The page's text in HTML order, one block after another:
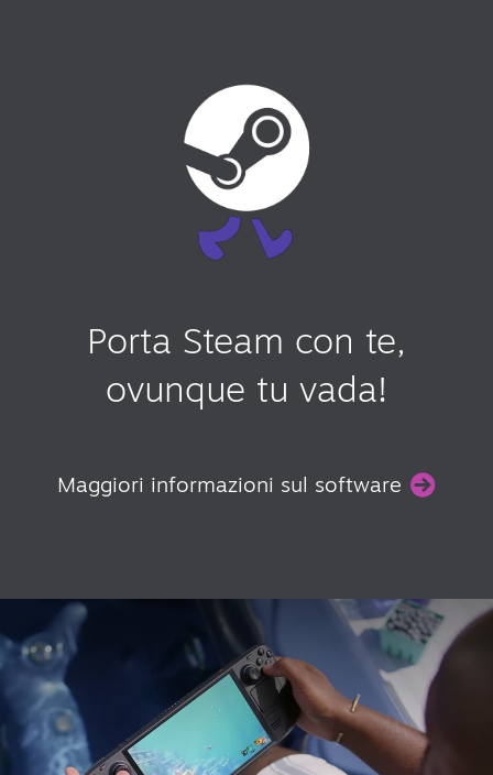
Porta Steam con te,
ovunque tu vada!
Maggiori informazioni sul software